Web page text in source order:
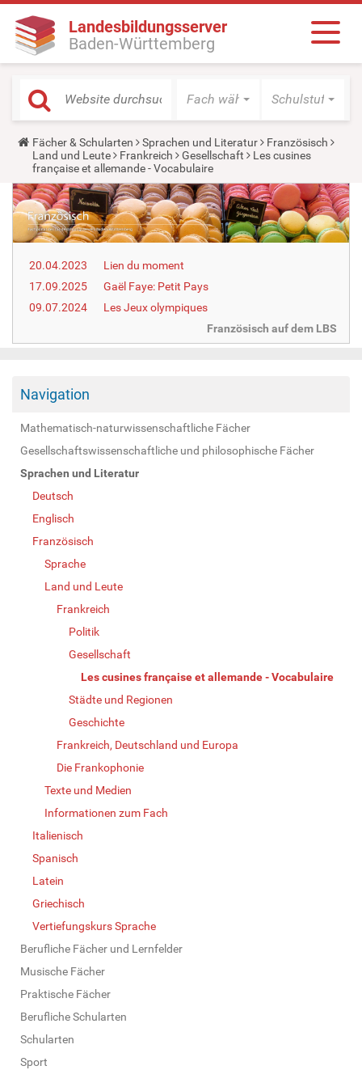
Landesbildungsserver
Baden-Württemberg
Fach wählen Schulstufe
Y
o
u
a
r
e
h
e
r
:
Fächer & Schularten Sprachen und Literatur
Französisch
Land und Leute
Frankreich Gesellschaft
Les cusines
française et allemande - Vocabulaire
20.04.2023
Lien du moment
17.09.2025
Gaël Faye: Petit Pays
09.07.2024
Les Jeux olympiques
Französisch auf dem LBS
Navigation
Mathematisch-naturwissenschaftliche Fächer
Gesellschaftswissenschaftliche und philosophische Fächer
Sprachen und Literatur
Deutsch
Englisch
Französisch
Sprache
Land und Leute
Frankreich
Politik
Gesellschaft
Les cusines française et allemande - Vocabulaire
Städte und Regionen
Geschichte
Frankreich, Deutschland und Europa
Die Frankophonie
Texte und Medien
Informationen zum Fach
Italienisch
Spanisch
Latein
Griechisch
Vertiefungskurs Sprache
Berufliche Fächer und Lernfelder
Musische Fächer
Praktische Fächer
Berufliche Schularten
Schularten
Sport